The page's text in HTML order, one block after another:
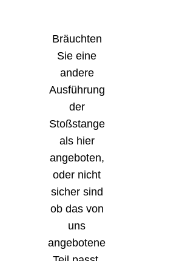
Bräuchten
Sie eine
andere
Ausführung
der
Stoßstange
als hier
angeboten,
oder nicht
sicher sind
ob das von
uns
angebotene